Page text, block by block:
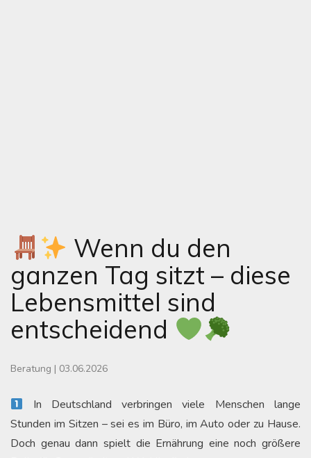
Wenn du den
ganzen Tag sitzt – diese
Lebensmittel sind
entscheidend
Beratung | 03.06.2026
In Deutschland verbringen viele Menschen lange
Stunden im Sitzen – sei es im Büro, im Auto oder zu Hause.
Doch genau dann spielt die Ernährung eine noch größere